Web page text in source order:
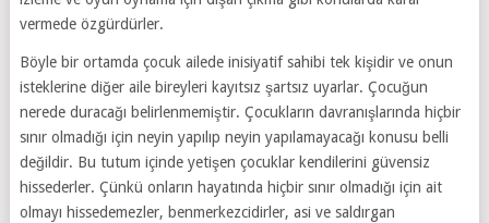
vermede özgürdürler.
Böyle bir ortamda çocuk ailede inisiyatif sahibi tek kişidir ve onun
isteklerine diğer aile bireyleri kayıtsız şartsız uyarlar. Çocuğun
nerede duracağı belirlenmemiştir. Çocukların davranışlarında hiçbir
sınır olmadığı için neyin yapılıp neyin yapılamayacağı konusu belli
değildir. Bu tutum içinde yetişen çocuklar kendilerini güvensiz
hissederler. Çünkü onların hayatında hiçbir sınır olmadığı için ait
olmayı hissedemezler, benmerkezcidirler, asi ve saldırgan